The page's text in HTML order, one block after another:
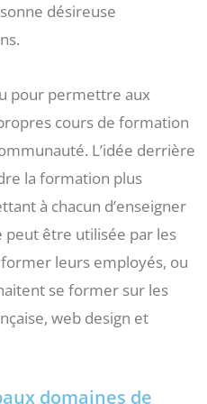
désireuse
pour permettre aux
cours de formation
L’idée derrière
la formation plus
à chacun d’enseigner
peut être utilisée par les
leurs employés, ou
se former sur les
web design et
domaines de